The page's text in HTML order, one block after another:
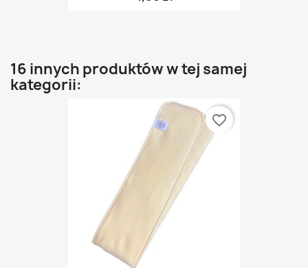
16 innych produktów w tej samej
kategorii:
favorite_border